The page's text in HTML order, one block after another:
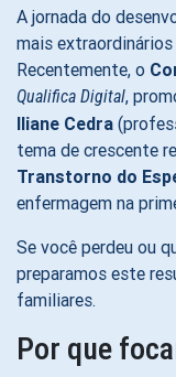
A jornada do
mais
Recentemente, o
Qualifica Digital,
Iliane Cedra
tema de crescente
Transtorno do
enfermagem na
Se você perdeu ou
preparamos este
familiares.
Por que